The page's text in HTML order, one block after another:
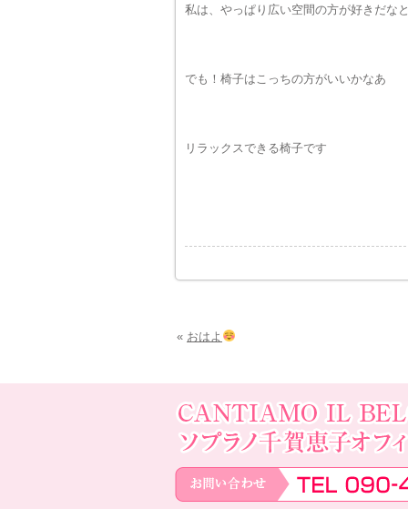
私は、やっぱり広い空間の方が好きだな
でも！椅子はこっちの方がいいかなあ
リラックスできる椅子です
« おはよ